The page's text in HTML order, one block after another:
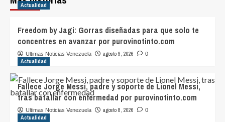
Actualidad
Freedom by Jagi: Gorras diseñadas para que solo te
concentres en avanzar por purovinotinto.com
Ultimas Noticias Venezuela agosto 9, 2026 0
Actualidad
Fallece Jorge Messi, padre y soporte de Lionel Messi,
tras batallar con enfermedad por purovinotinto.com
Ultimas Noticias Venezuela agosto 8, 2026 0
Actualidad